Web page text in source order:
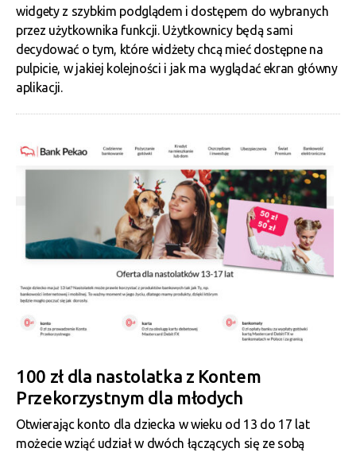
widgety z szybkim podglądem i dostępem do wybranych
przez użytkownika funkcji. Użytkownicy będą sami
decydować o tym, które widżety chcą mieć dostępne na
pulpicie, w jakiej kolejności i jak ma wyglądać ekran główny
aplikacji.
100 zł dla nastolatka z Kontem
Przekorzystnym dla młodych
Otwierając konto dla dziecka w wieku od 13 do 17 lat
możecie wziąć udział w dwóch łączących się ze sobą